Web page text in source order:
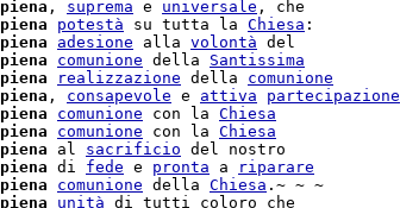
piena , suprema e universale
piena potestà su tutta la Chiesa :
piena adesione alla volontà del
piena comunione della Santissima
piena realizzazione della comunione
piena , consapevole e attiva
partecipazione
piena comunione con la Chiesa
piena comunione con la Chiesa
piena al sacrificio del nostro
piena di fede e pronta a
riparare
piena comunione della Chiesa
piena unità di tutti coloro che